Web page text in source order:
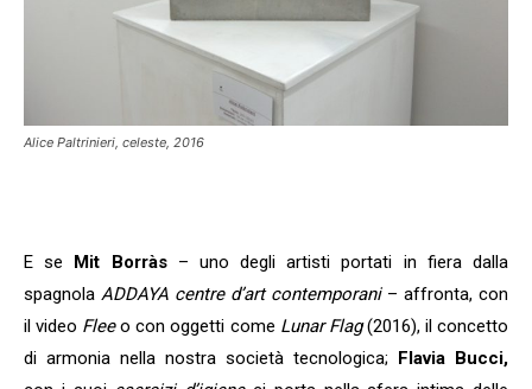
Alice Paltrinieri, celeste, 2016
E se Mit Borràs– uno degli artisti portati in fiera dalla
spagnola ADDAYA centre d’art contemporani– affronta, con
il video Fleeo con oggetti come Lunar Flag(2016), il concetto
di armonia nella nostra società tecnologica; Flavia Bucci,